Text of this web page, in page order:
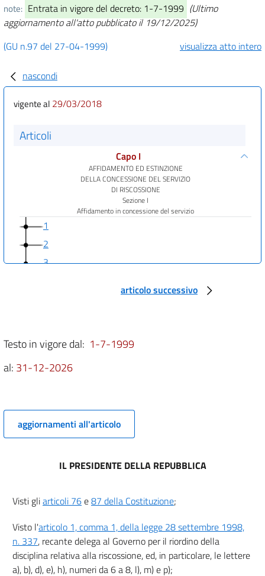
note: Entrata in vigore del decreto: 1-7-1999 (Ultimo
aggiornamento all'atto pubblicato il 19/12/2025)
(GU n.97 del 27-04-1999)
visualizza atto intero
nascondi
vigente al 29/03/2018
Articoli
Capo I
AFFIDAMENTO ED ESTINZIONE
DELLA CONCESSIONE DEL SERVIZIO
DI RISCOSSIONE
Sezione I
Affidamento in concessione del servizio
1
2
3
Sezione II
6
7
9
10
Sezione III
e residui di gestione
13
14
15
articolo successivo
Testo in vigore dal: 1-7-1999
al: 31-12-2026
aggiornamenti all'articolo
IL PRESIDENTE DELLA REPUBBLICA
Visti gliarticoli 76e87 della Costituzione;
Visto l'articolo 1, comma 1, della legge 28 settembre 1998,
n. 337, recante delega al Governo per il riordino della
disciplina relativa alla riscossione, ed, in particolare, le lettere
a), b), d), e), h), numeri da 6 a 8, l), m) e p);